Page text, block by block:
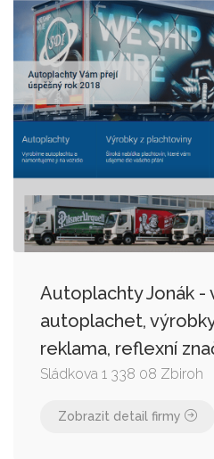
Autoplachty Jonák -
autoplachet,
reklama, reflexní
Sládkova 1 338 08 Zbiroh
Zobrazit detail firmy